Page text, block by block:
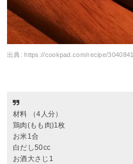
出典:https://cookpad.com/recipe/3040841
材料 （4人分）
鶏肉(もも肉)1枚
お米1合
白だし50cc
お酒大さじ1